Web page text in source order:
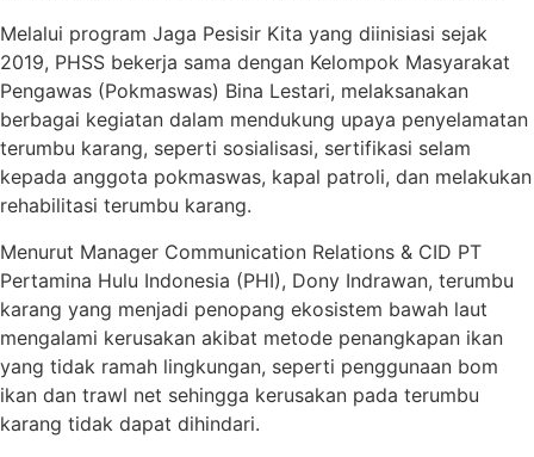
Melalui program Jaga Pesisir Kita yang diinisiasi sejak
2019, PHSS bekerja sama dengan Kelompok Masyarakat
Pengawas (Pokmaswas) Bina Lestari, melaksanakan
berbagai kegiatan dalam mendukung upaya penyelamatan
terumbu karang, seperti sosialisasi, sertifikasi selam
kepada anggota pokmaswas, kapal patroli, dan melakukan
rehabilitasi terumbu karang.
Menurut Manager Communication Relations & CID PT
Pertamina Hulu Indonesia (PHI), Dony Indrawan, terumbu
karang yang menjadi penopang ekosistem bawah laut
mengalami kerusakan akibat metode penangkapan ikan
yang tidak ramah lingkungan, seperti penggunaan bom
ikan dan trawl net sehingga kerusakan pada terumbu
karang tidak dapat dihindari.